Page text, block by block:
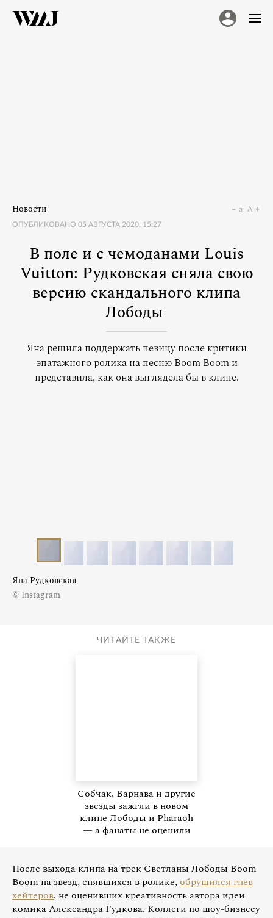
Новости
ОПУБЛИКОВАНО 05 АВГУСТА 2020, 15:27
a A
В поле и с чемоданами Louis
Vuitton: Рудковская сняла свою
версию скандального клипа
Лободы
Яна решила поддержать певицу после критики
эпатажного ролика на песню Boom Boom и
представила, как она выглядела бы в клипе.
Яна Рудковская
© Instagram
ЧИТАЙТЕ ТАКЖЕ
Собчак, Варнава и другие
звезды зажгли в новом
клипе Лободы и Pharaoh
— а фанаты не оценили
После выхода клипа на трек Светланы Лободы Boom
Boom на звезд, снявшихся в ролике,обрушился гнев
хейтеров, не оценивших креативность автора идеи
комика Александра Гудкова. Коллеги по шоу-бизнесу